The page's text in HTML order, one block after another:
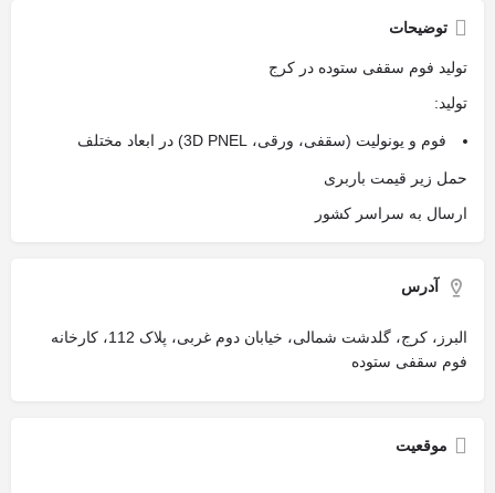
توضیحات
تولید فوم سقفی ستوده در کرج
تولید:
فوم و یونولیت (سقفی، ورقی، 3D PNEL) در ابعاد مختلف
حمل زیر قیمت باربری
ارسال به سراسر کشور
آدرس
البرز، کرج، گلدشت شمالی، خیابان دوم غربی، پلاک 112، کارخانه
فوم سقفی ستوده
موقعیت